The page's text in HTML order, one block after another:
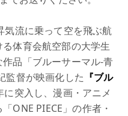
気流に乗って空を飛ぶ航
体育会航空部の大学生
品「ブルーサーマル-青
監督が映画化した 『ブル
に突入し、漫画・アニメ
ONE PIECE」の作者・